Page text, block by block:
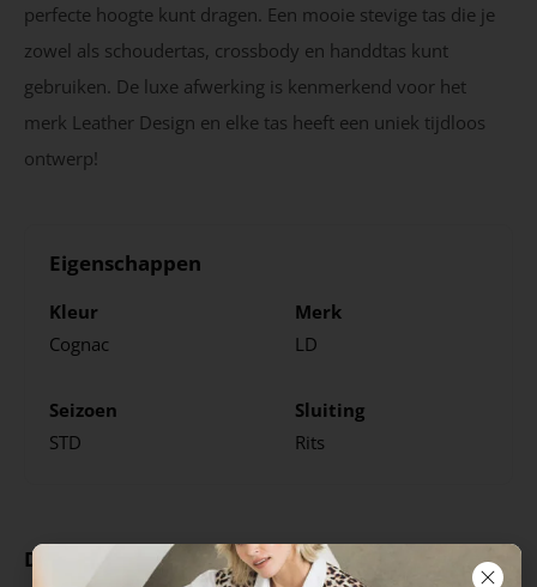
perfecte hoogte kunt dragen. Een mooie stevige tas die je
zowel als schoudertas, crossbody en handdtas kunt
gebruiken. De luxe afwerking is kenmerkend voor het
merk Leather Design en elke tas heeft een uniek tijdloos
ontwerp!
Eigenschappen
Kleur
Cognac
Merk
LD
Seizoen
STD
Sluiting
Rits
Deze producten ga je leuk vinden